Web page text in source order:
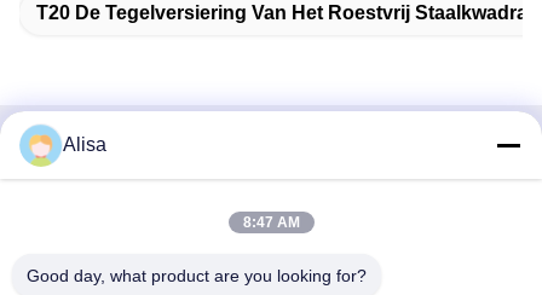
T20 De Tegelversiering Van Het Roestvrij
Snel contact
Veinna-de bouw, Chencun, Shunde, Foshan, Guangdong,
Alisa
8:47 AM
Good day, what product are you looking for?